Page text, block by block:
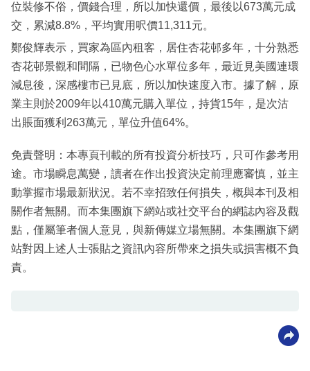
位裝修不俗，價錢合理，所以加快還價，最後以673萬元成
交，累減8.8%，平均實用呎價11,311元。
鄭俊輝表示，買家為區內租客，居住杏花邨多年，十分熟悉
杏花邨景觀和間隔，已物色心水單位多年，最近見美國連環
減息後，深感樓市已見底，所以加快速度入市。據了解，原
業主則於2009年以410萬元購入單位，持貨15年，是次沽
出賬面獲利263萬元，單位升值64%。
免責聲明：本專頁刊載的所有投資分析技巧，只可作參考用
途。市場瞬息萬變，讀者在作出投資決定前理應審慎，並主
動掌握市場最新狀況。若不幸招致任何損失，概與本刊及相
關作者無關。而本集團旗下網站或社交平台的網誌內容及觀
點，僅屬筆者個人意見，與新傳媒立場無關。本集團旗下網
站對因上述人士張貼之資訊內容所帶來之損失或損害概不負
責。